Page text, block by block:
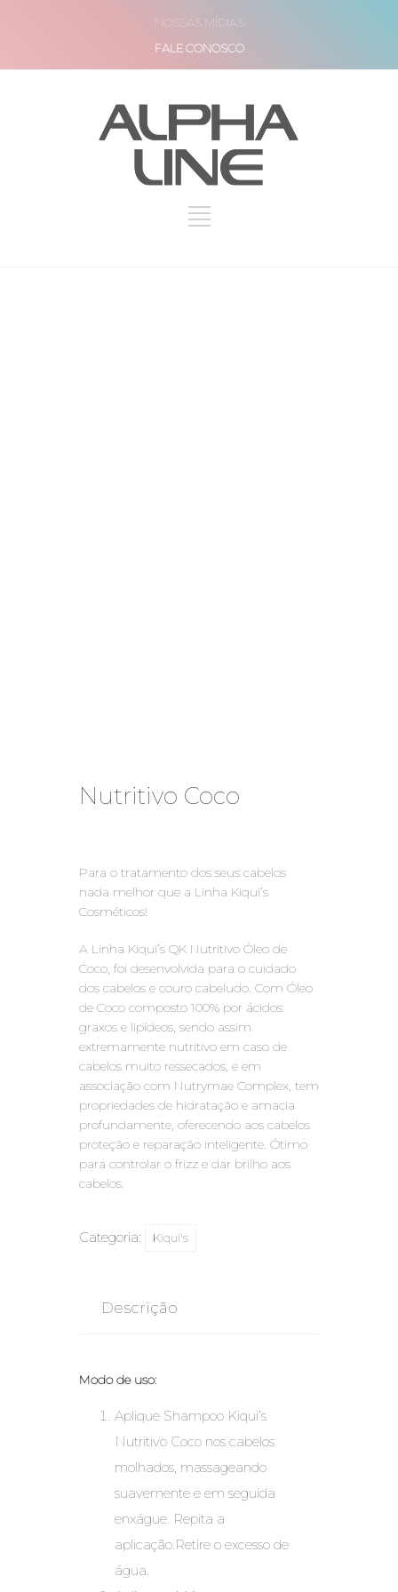
NOSSAS MÍDIAS
FALE CONOSCO
Nutritivo Coco
Para o tratamento dos seus cabelos
nada melhor que a Linha Kiqui’s
Cosméticos!
A Linha Kiqui’s QK Nutritivo Óleo de
Coco, foi desenvolvida para o cuidado
dos cabelos e couro cabeludo. Com Óleo
de Coco composto 100% por ácidos
graxos e lipídeos, sendo assim
extremamente nutritivo em caso de
cabelos muito ressecados, e em
associação com Nutrymae Complex, tem
propriedades de hidratação e amacia
profundamente, oferecendo aos cabelos
proteção e reparação inteligente. Ótimo
para controlar o frizz e dar brilho aos
cabelos.
Categoria: Kiqui's
Descrição
Modo de uso:
Aplique Shampoo Kiqui’s
Nutritivo Coco nos cabelos
molhados, massageando
suavemente e em seguida
enxágue. Repita a
aplicação.Retire o excesso de
água.